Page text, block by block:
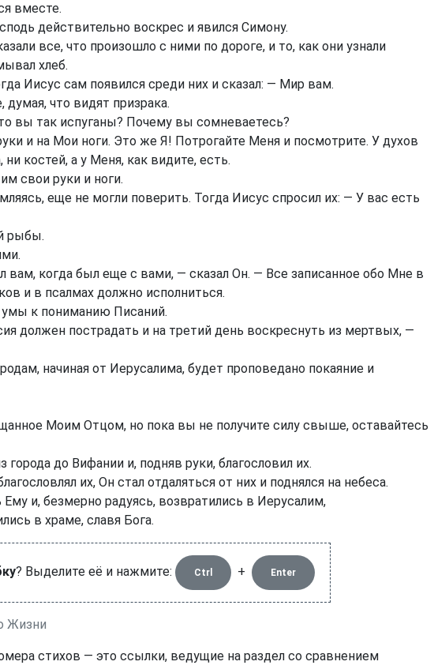
вместе.
действительно воскрес и явился Симону.
все, что произошло с ними по дороге, и то, как они узнали
хлеб.
Иисус сам появился среди них и сказал: — Мир вам.
думая, что видят призрака.
вы так испуганы? Почему вы сомневаетесь?
и на Мои ноги. Это же Я! Потрогайте Меня и посмотрите. У духов
костей, а у Меня, как видите, есть.
свои руки и ноги.
еще не могли поверить. Тогда Иисус спросил их: — У вас есть
рыбы.
вам, когда был еще с вами, — сказал Он. — Все записанное обо Мне в
и в псалмах должно исполниться.
к пониманию Писаний.
должен пострадать и на третий день воскреснуть из мертвых, —
начиная от Иерусалима, будет проповедано покаяние и
Моим Отцом, но пока вы не получите силу свыше, оставайтесь
до Вифании и, подняв руки, благословил их.
их, Он стал отдаляться от них и поднялся на небеса.
Ему и, безмерно радуясь, возвратились в Иерусалим,
в храме, славя Бога.
? Выделите её и нажмите: Ctrl + Enter
Жизни
стихов — это ссылки, ведущие на раздел со сравнением